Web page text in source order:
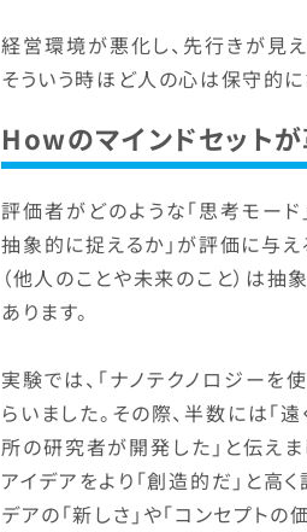
経営環境が悪化し、先行きが見
そういう時ほど人の心は保守的
Howのマインドセット
評価者がどのような「思考モード
抽象的に捉えるか」が評価に与
（他人のことや未来のこと）は
あります。
実験では、「ナノテクノロジーを
らいました。その際、半数には「
所の研究者が開発した」と伝え
アイデアをより「創造的だ」と高
デアの「新しさ」や「コンセプト